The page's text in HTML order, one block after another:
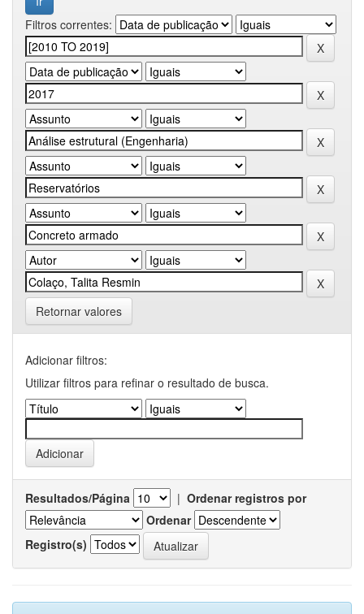
Filtros correntes:
Retornar valores
Adicionar filtros:
Utilizar filtros para refinar o resultado de busca.
Resultados/Página | Ordenar registros por
Ordenar
Registro(s)